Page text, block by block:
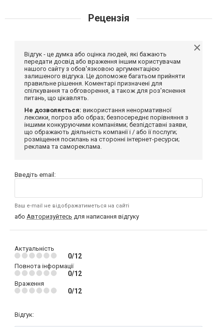
Рецензія
Відгук - це думка або оцінка людей, які бажають
передати досвід або враження іншим користувачам
нашого сайту з обов'язковою аргументацією
залишеного відгука. Це допоможе багатьом прийняти
правильне рішення. Коментарі призначені для
спілкування та обговорення, а також для роз'яснення
питань, що цікавлять.
Не дозволяється: використання ненормативної
лексики, погроз або образ; безпосереднє порівняння з
іншими конкуруючими компаніями; безпідставні заяви,
що ображають діяльність компанії і / або її послуги;
розміщення посилань на сторонні інтернет-ресурси;
реклама та самореклама.
Введіть email:
Ваш e-mail не відображатиметься на сайті
або Авторизуйтесь для написання відгуку
Актуальність
0/12
Повнота інформації
0/12
Враження
0/12
Відгук: